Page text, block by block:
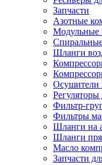
Запчасти
Азотные
Модульные
Шланги
Осушители
Регуляторы
Фильтр-
Фильтры
Шланги на
Шланги
Масло
Запчасти